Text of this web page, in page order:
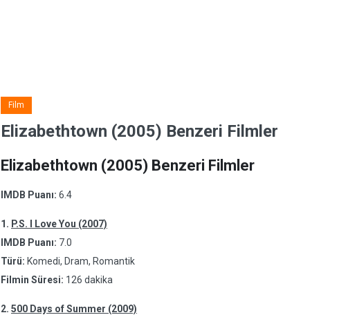
Film
Elizabethtown (2005) Benzeri Filmler
Elizabethtown (2005) Benzeri Filmler
IMDB Puanı: 6.4
1. P.S. I Love You (2007)
IMDB Puanı: 7.0
Türü: Komedi, Dram, Romantik
Filmin Süresi: 126 dakika
2. 500 Days of Summer (2009)